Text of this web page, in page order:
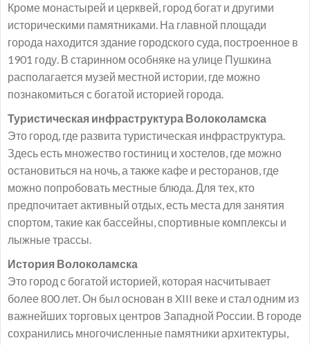
Кроме монастырей и церквей, город богат и другими
историческими памятниками. На главной площади
города находится здание городского суда, построенное в
1901 году. В старинном особняке на улице Пушкина
располагается музей местной истории, где можно
познакомиться с богатой историей города.
Туристическая инфраструктура Волоколамска
Это город, где развита туристическая инфраструктура.
Здесь есть множество гостиниц и хостелов, где можно
остановиться на ночь, а также кафе и ресторанов, где
можно попробовать местные блюда. Для тех, кто
предпочитает активный отдых, есть места для занятия
спортом, такие как бассейны, спортивные комплексы и
лыжные трассы.
История Волоколамска
Это город с богатой историей, которая насчитывает
более 800 лет. Он был основан в XIII веке и стал одним из
важнейших торговых центров Западной России. В городе
сохранились многочисленные памятники архитектуры,